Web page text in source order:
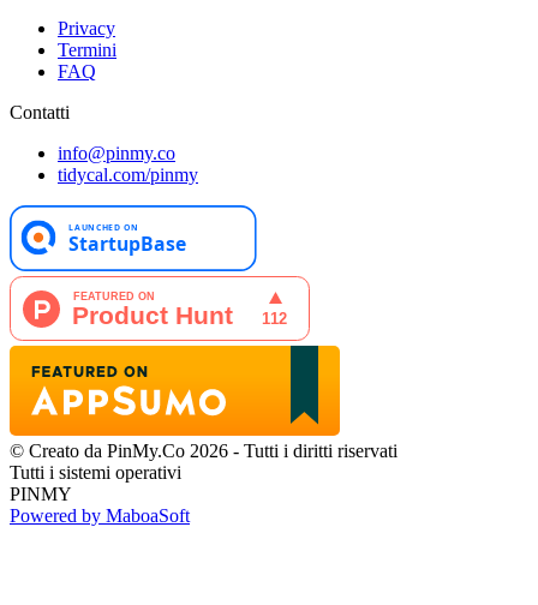
Privacy
Termini
FAQ
Contatti
info@pinmy.co
tidycal.com/pinmy
© Creato da PinMy.Co 2026 - Tutti i diritti riservati
Tutti i sistemi operativi
PINMY
Powered by MaboaSoft